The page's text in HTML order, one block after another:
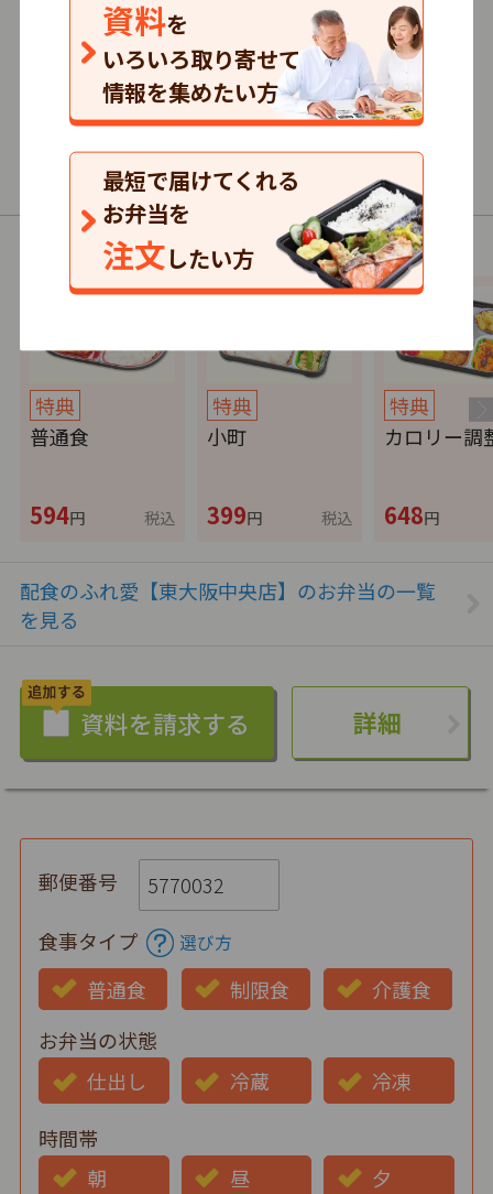
資料を
いろいろ取り寄せて
情報を集めたい方
最短で届けてくれる
お弁当を
注文したい方
4.0
口コミ
普通食・介護食・制限食
以下の商品（コース）があります。
特典
普通食
594円 税込
特典
小町
399円 税込
特典
カロリー調
648円
配食のふれ愛【東大阪中央店】のお弁当の一覧
を見る
詳細
郵便番号
食事タイプ 選び方
普通食 制限食
介護食
お弁当の状態
仕出し
冷蔵
冷凍
時間帯
朝
昼
夕